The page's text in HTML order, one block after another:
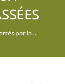
par la…